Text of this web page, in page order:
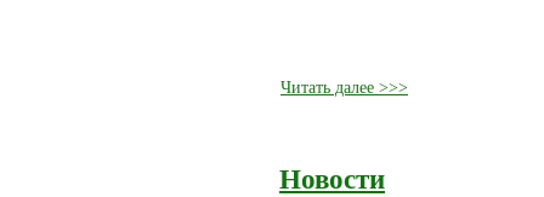
Читать далее >>>
Новости